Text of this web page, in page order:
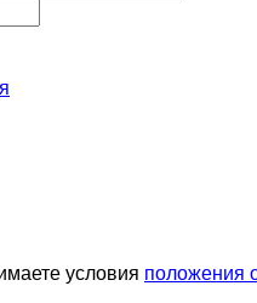
условия положения